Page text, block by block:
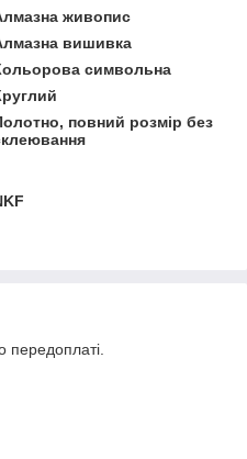
живопис
вишивка
символьна
повний розмір без
передоплаті.